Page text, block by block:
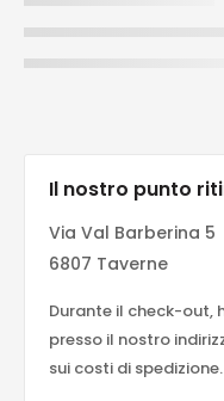
Il nostro punto
Via Val Barberina 5
6807 Taverne
Durante il check-out,
presso il nostro
sui costi di spedizione.